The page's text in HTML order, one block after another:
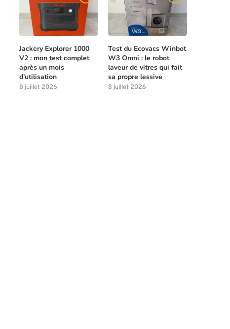
Jackery Explorer 1000
V2 : mon test complet
après un mois
d’utilisation
8 juillet 2026
Test du Ecovacs Winbot
W3 Omni : le robot
laveur de vitres qui fait
sa propre lessive
8 juillet 2026